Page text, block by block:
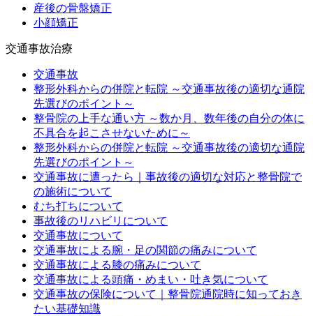
産後の骨盤矯正
小顔矯正
交通事故治療
交通事故
整形外科からの併院と転院 ～交通事故後の適切な通院
先選びのポイント～
整骨院の上手な通い方 ～数か月、数年後の自分の体に
不具合を起こさせないために～
整形外科からの併院と転院 ～交通事故後の適切な通院
先選びのポイント～
交通事故に遭ったら｜事故後の適切な対応と整骨院で
の施術について
むち打ちについて
事故後のリハビリについて
交通事故について
交通事故による腕・足の関節の痛みについて
交通事故による膝の痛みについて
交通事故による頭痛・めまい・吐き気について
交通事故の保険について｜整骨院通院時に知っておき
たい基礎知識